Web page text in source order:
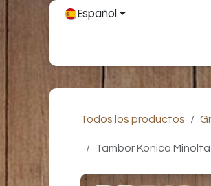
Ir al contenidoEspañol
Todos los productos
Tambor Konica